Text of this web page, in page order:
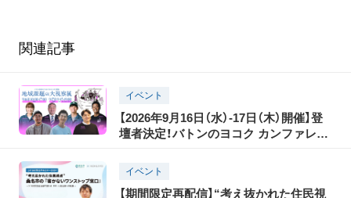
関連記事
イベント
【2026年9月16日（水）-17日（木）開催】登
壇者決定！バトンのヨコク カンファレン
課題のピントとヒント
イベント
【期間限定再配信】“考え抜かれた住民視